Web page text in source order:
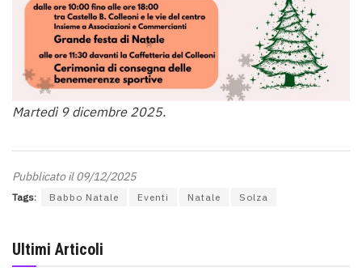
Martedì 9 dicembre 2025.
Pubblicato il 09/12/2025
Tags: Babbo Natale Eventi Natale Solza
Ultimi Articoli